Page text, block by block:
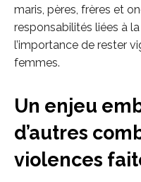
maris, pères, frères et
responsabilités liées à
l’importance de rester
femmes.
Un enjeu
d’autres
violences